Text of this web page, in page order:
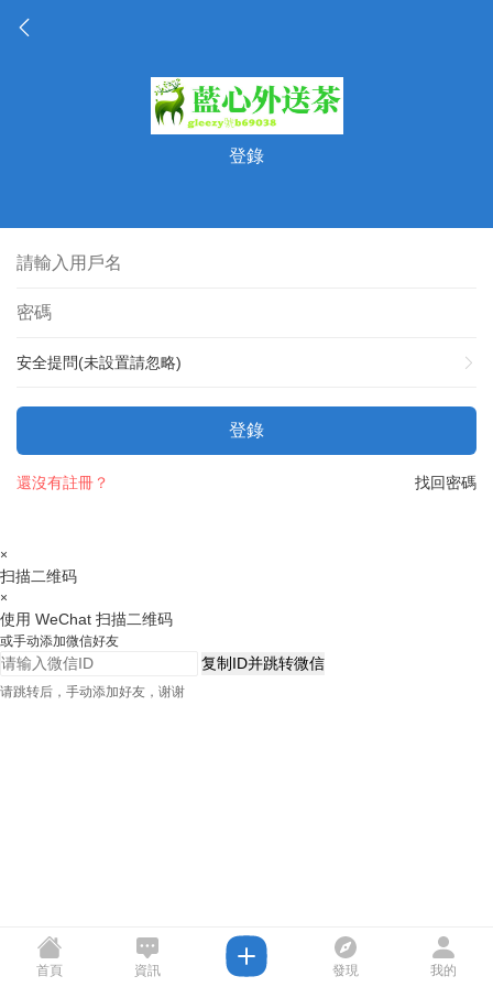
登錄
安全提問(未設置請忽略)
登錄
找回密碼
還沒有註冊？
×
扫描二维码
×
使用 WeChat 扫描二维码
或手动添加微信好友
复制ID并跳转微信
请跳转后，手动添加好友，谢谢
首頁 資訊 發現 我的